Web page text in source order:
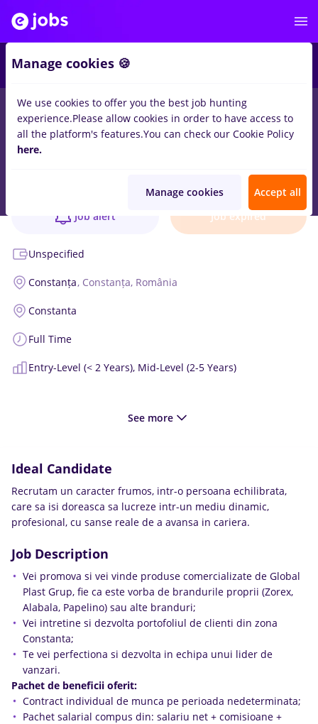
AGENT VANZARI ZONA CONSTANTA
Global Plast Trading 1 position
Job alert Job expired
Unspecified
Constanța, Constanța, România
Constanta
Full Time
Entry-Level (< 2 Years), Mid-Level (2-5 Years)
See more
Ideal Candidate
Recrutam un caracter frumos, intr-o persoana echilibrata,
care sa isi doreasca sa lucreze intr-un mediu dinamic,
profesional, cu sanse reale de a avansa in cariera.
Job Description
Vei promova si vei vinde produse comercializate de Global
Plast Grup, fie ca este vorba de brandurile proprii (Zorex,
Alabala, Papelino) sau alte branduri;
Vei intretine si dezvolta portofoliul de clienti din zona
Constanta;
Te vei perfectiona si dezvolta in echipa unui lider de
vanzari.
Pachet de beneficii oferit:
Contract individual de munca pe perioada nedeterminata;
Pachet salarial compus din: salariu net + comisioane +
Manage cookies 🍪
We use cookies to offer you the best job hunting
experience.Please allow cookies in order to have access to
all the platform's features.You can check our Cookie Policy
here.
Manage cookies Accept all